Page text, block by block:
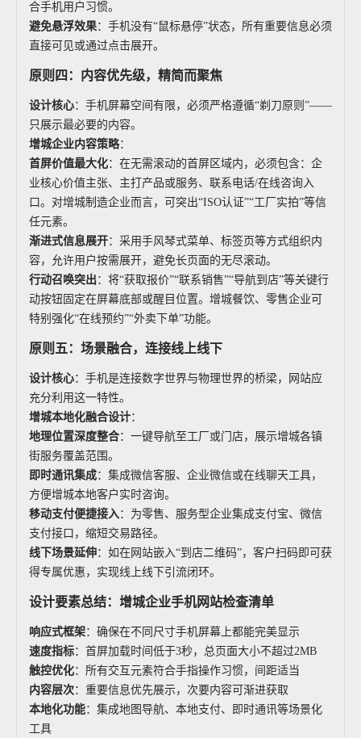
合手机用户习惯。
避免悬浮效果：手机没有“鼠标悬停”状态，所有重要信息必须
直接可见或通过点击展开。
原则四：内容优先级，精简而聚焦
设计核心：手机屏幕空间有限，必须严格遵循“剃刀原则”——
只展示最必要的内容。
增城企业内容策略：
首屏价值最大化：在无需滚动的首屏区域内，必须包含：企
业核心价值主张、主打产品或服务、联系电话/在线咨询入
口。对增城制造企业而言，可突出“ISO认证”“工厂实拍”等信
任元素。
渐进式信息展开：采用手风琴式菜单、标签页等方式组织内
容，允许用户按需展开，避免长页面的无尽滚动。
行动召唤突出 ：将“获取报价”“联系销售”“导航到店”等关键行
动按钮固定在屏幕底部或醒目位置。增城餐饮、零售企业可
特别强化“在线预约”“外卖下单”功能。
原则五：场景融合，连接线上线下
设计核心：手机是连接数字世界与物理世界的桥梁，网站应
充分利用这一特性。
增城本地化融合设计：
地理位置深度整合：一键导航至工厂或门店，展示增城各镇
街服务覆盖范围。
即时通讯集成：集成微信客服、企业微信或在线聊天工具，
方便增城本地客户实时咨询。
移动支付便捷接入：为零售、服务型企业集成支付宝、微信
支付接口，缩短交易路径。
线下场景延伸：如在网站嵌入“到店二维码”，客户扫码即可获
得专属优惠，实现线上线下引流闭环。
设计要素总结：增城企业手机网站检查清单
响应式框架：确保在不同尺寸手机屏幕上都能完美显示
速度指标：首屏加载时间低于3秒，总页面大小不超过2MB
触控优化：所有交互元素符合手指操作习惯，间距适当
内容层次：重要信息优先展示，次要内容可渐进获取
本地化功能：集成地图导航、本地支付、即时通讯等场景化
工具